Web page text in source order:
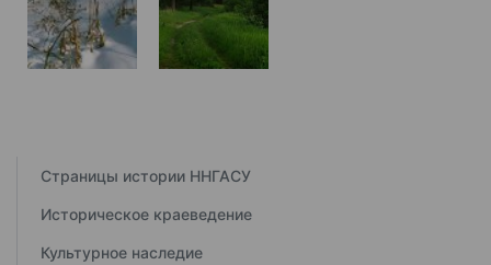
Страницы истории ННГАСУ
Историческое краеведение
Культурное наследие